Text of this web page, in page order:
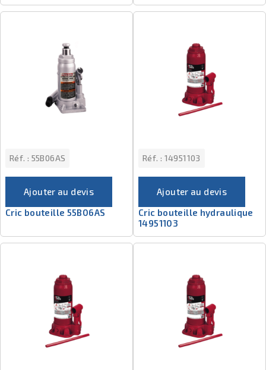
Réf. : 55B06AS
Ajouter au devis
Cric bouteille 55B06AS
Réf. : 14951103
Ajouter au devis
Cric bouteille hydraulique
14951103